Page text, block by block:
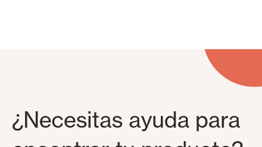
¿Necesitas ayuda para